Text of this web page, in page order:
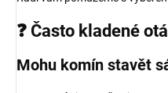
❓ Často kladené
Mohu komín stavět